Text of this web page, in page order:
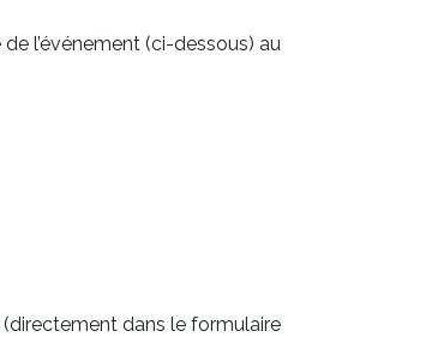
l’événement (ci-dessous) au
dans le formulaire